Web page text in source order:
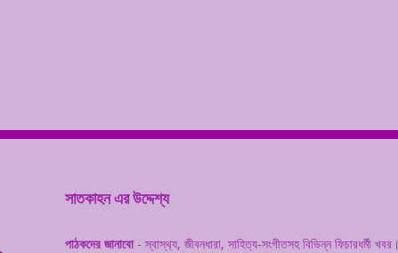
সাতকাহন এর উদ্দেশ্য
পাঠকদের জানাবো - স্বাস্থ‌্য, জীবনধারা, সাহিত্য-সংগীতসহ বিভিন্ন ফিচারধর্মী খবর।